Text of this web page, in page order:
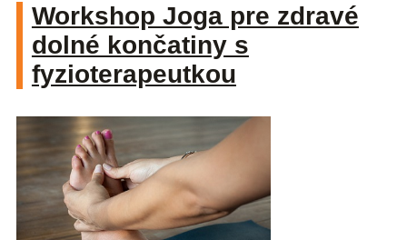
Workshop Joga pre zdravé
dolné končatiny s
fyzioterapeutkou